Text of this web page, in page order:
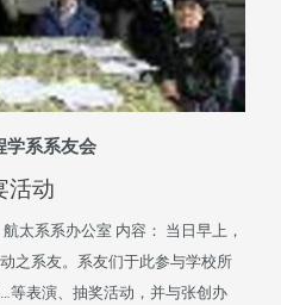
学系系友会
活动
系系办公室 内容： 当日早上，
之系友。系友们于此参与学校所
等表演、抽奖活动，并与张创办